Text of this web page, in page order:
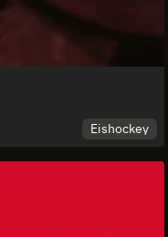
Eishockey